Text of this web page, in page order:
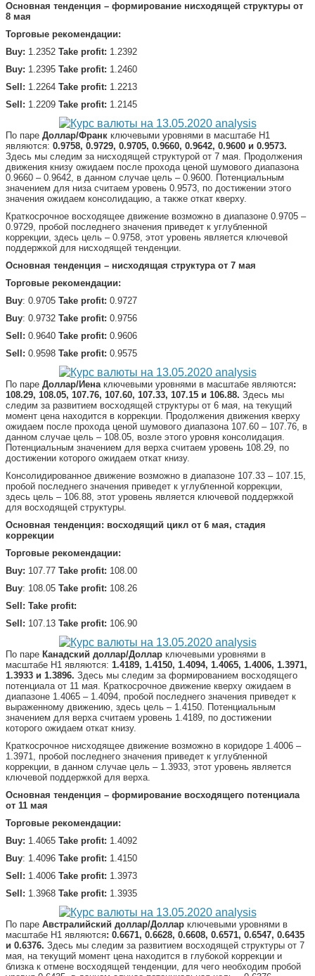
Основная тенденция – формирование нисходящей структуры от
8 мая
Торговые рекомендации:
Buy: 1.2352 Take profit: 1.2392
Buy: 1.2395 Take profit: 1.2460
Sell: 1.2264 Take profit: 1.2213
Sell: 1.2209 Take profit: 1.2145
По паре Доллар/Франк ключевыми уровнями в масштабе Н1
являются: 0.9758, 0.9729, 0.9705, 0.9660, 0.9642, 0.9600 и 0.9573.
Здесь мы следим за нисходящей структурой от 7 мая. Продолжения
движения книзу ожидаем после прохода ценой шумового диапазона
0.9660 – 0.9642, в данном случае цель – 0.9600. Потенциальным
значением для низа считаем уровень 0.9573, по достижении этого
значения ожидаем консолидацию, а также откат кверху.
Краткосрочное восходящее движение возможно в диапазоне 0.9705 –
0.9729, пробой последнего значения приведет к углубленной
коррекции, здесь цель – 0.9758, этот уровень является ключевой
поддержкой для нисходящей тенденции.
Основная тенденция – нисходящая структура от 7 мая
Торговые рекомендации:
Buy: 0.9705 Take profit: 0.9727
Buy: 0.9732 Take profit: 0.9756
Sell: 0.9640 Take profit: 0.9606
Sell: 0.9598 Take profit: 0.9575
По паре Доллар/Иенаключевыми уровнями в масштабе являются:
108.29, 108.05, 107.76, 107.60, 107.33, 107.15 и 106.88. Здесь мы
следим за развитием восходящей структуры от 6 мая, на текущий
момент цена находится в коррекции. Продолжения движения кверху
ожидаем после прохода ценой шумового диапазона 107.60 – 107.76, в
данном случае цель – 108.05, возле этого уровня консолидация.
Потенциальным значением для верха считаем уровень 108.29, по
достижении которого ожидаем откат книзу.
Консолидированное движение возможно в диапазоне 107.33 – 107.15,
пробой последнего значения приведет к углубленной коррекции,
здесь цель – 106.88, этот уровень является ключевой поддержкой
для восходящей структуры.
Основная тенденция: восходящий цикл от 6 мая, стадия
коррекции
Торговые рекомендации:
Buy: 107.77 Take profit: 108.00
Buy: 108.05 Take profit: 108.26
Sell: Take profit:
Sell: 107.13 Take profit: 106.90
По паре Канадский доллар/Доллар ключевыми уровнями в
масштабе Н1 являются: 1.4189, 1.4150, 1.4094, 1.4065, 1.4006, 1.3971,
1.3933 и 1.3896. Здесь мы следим за формированием восходящего
потенциала от 11 мая. Краткосрочное движение кверху ожидаем в
диапазоне 1.4065 – 1.4094, пробой последнего значения приведет к
выраженному движению, здесь цель – 1.4150. Потенциальным
значением для верха считаем уровень 1.4189, по достижении
которого ожидаем откат книзу.
Краткосрочное нисходящее движение возможно в коридоре 1.4006 –
1.3971, пробой последнего значения приведет к углубленной
коррекции, в данном случае цель – 1.3933, этот уровень является
ключевой поддержкой для верха.
Основная тенденция – формирование восходящего потенциала
от 11 мая
Торговые рекомендации:
Buy: 1.4065 Take profit: 1.4092
Buy: 1.4096 Take profit: 1.4150
Sell: 1.4006 Take profit: 1.3973
Sell: 1.3968 Take profit: 1.3935
По паре Австралийский доллар/Доллар ключевыми уровнями в
масштабе Н1 являются: 0.6671, 0.6628, 0.6608, 0.6571, 0.6547, 0.6435
и 0.6376. Здесь мы следим за развитием восходящей структуры от 7
мая, на текущий момент цена находится в глубокой коррекции и
близка к отмене восходящей тенденции, для чего необходим пробой